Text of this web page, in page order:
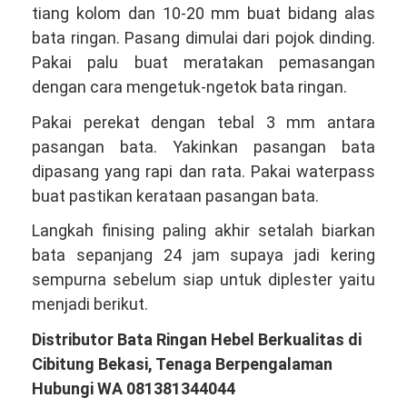
tiang kolom dan 10-20 mm buat bidang alas
bata ringan. Pasang dimulai dari pojok dinding.
Pakai palu buat meratakan pemasangan
dengan cara mengetuk-ngetok bata ringan.
Pakai perekat dengan tebal 3 mm antara
pasangan bata. Yakinkan pasangan bata
dipasang yang rapi dan rata. Pakai waterpass
buat pastikan kerataan pasangan bata.
Langkah finising paling akhir setalah biarkan
bata sepanjang 24 jam supaya jadi kering
sempurna sebelum siap untuk diplester yaitu
menjadi berikut.
Distributor Bata Ringan Hebel Berkualitas di
Cibitung Bekasi, Tenaga Berpengalaman
Hubungi WA 081381344044